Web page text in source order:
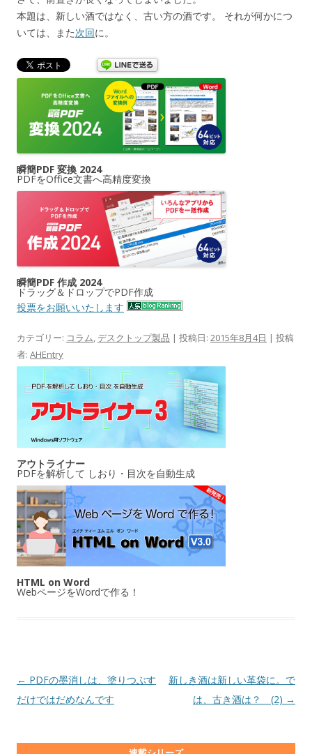
本題は、新しい酒ではなく、古い方の酒です。 それが何かにつ
いては、また次回に。
瞬簡PDF 変換 2024
PDFをOffice文書へ高精度変換
瞬簡PDF 作成 2024
ドラッグ＆ドロップでPDF作成
投票をお願いいたします
カテゴリー: コラム, デスクトップ製品 | 投稿日: 2015年8月4日 | 投稿
者: AHEntry
アウトライナー
PDFを解析して しおり・目次を自動生成
HTML on Word
WebページをWordで作る！
投稿ナビゲーション
← PDFの墨消しは、塗りつぶす
だけではだめなんです
新しき酒は新しい革袋に。で
は、古き酒は？ (2) →